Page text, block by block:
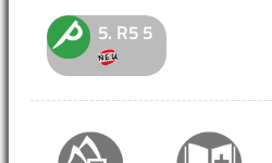
5. R5 5